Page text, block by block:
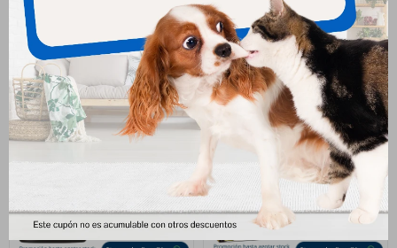
M/l 3kg
$2.003